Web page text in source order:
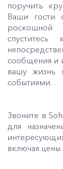
поручить
Ваши гости
роскошной
сообщения и
вашу жизнь
событиями.
Звоните в
для
включая